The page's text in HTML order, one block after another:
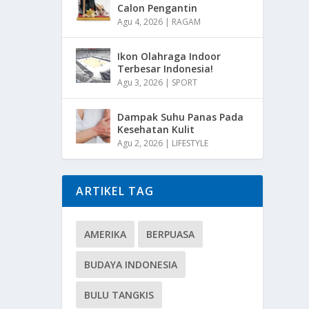
Calon Pengantin
Agu 4, 2026 | RAGAM
Ikon Olahraga Indoor
Terbesar Indonesia!
Agu 3, 2026 | SPORT
Dampak Suhu Panas Pada
Kesehatan Kulit
Agu 2, 2026 | LIFESTYLE
ARTIKEL TAG
AMERIKA BERPUASA
BUDAYA INDONESIA
BULU TANGKIS